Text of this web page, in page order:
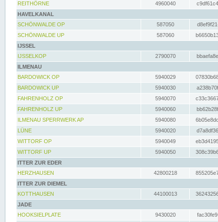
REITHÖRNE
4960040
HAVELKANAL
SCHÖNWALDE OP
587050
SCHÖNWALDE UP
587060
IJSSEL
IJSSELKOP
2790070
ILMENAU
BARDOWICK OP
5940029
BARDOWICK UP
5940030
FAHRENHOLZ OP
5940070
FAHRENHOLZ UP
5940060
ILMENAU SPERRWERK AP
5940080
LÜNE
5940020
WITTORF OP
5940049
WITTORF UP
5940050
ITTER ZUR EDER
HERZHAUSEN
42800218
ITTER ZUR DIEMEL
KOTTHAUSEN
44100013
JADE
HOOKSIELPLATE
9430020